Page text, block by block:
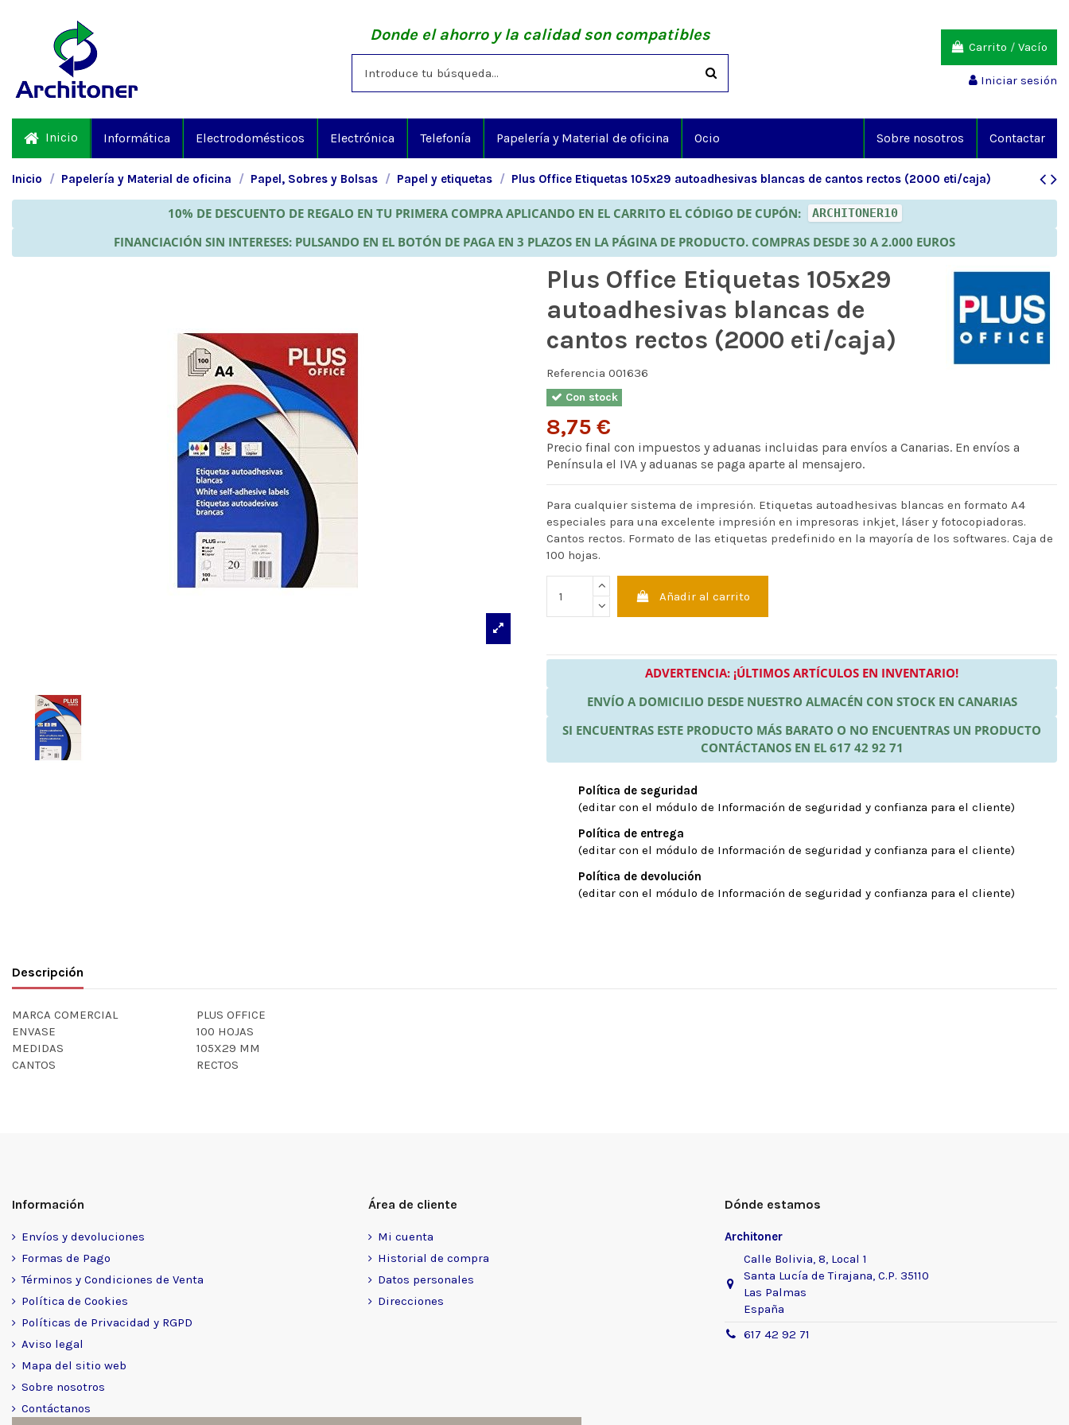
Donde el ahorro y la calidad son compatibles
Carrito / Vacío
Iniciar sesión
Inicio Informática Electrodomésticos Electrónica Telefonía Papelería y Material de oficina Ocio Contactar
Sobre nosotros
Inicio Papelería y Material de oficina Papel, Sobres y Bolsas Papel y etiquetas Plus Office Etiquetas 105x29 autoadhesivas blancas de cantos rectos (2000 eti/caja)
10% DE DESCUENTO DE REGALO EN TU PRIMERA COMPRA APLICANDO EN EL CARRITO EL CÓDIGO DE CUPÓN: ARCHITONER10
FINANCIACIÓN SIN INTERESES: PULSANDO EN EL BOTÓN DE PAGA EN 3 PLAZOS EN LA PÁGINA DE PRODUCTO. COMPRAS DESDE 30 A 2.000 EUROS
Plus Office Etiquetas 105x29
autoadhesivas blancas de
cantos rectos (2000 eti/caja)
Referencia 001636
Con stock
8,75 €
Precio final con impuestos y aduanas incluidas para envíos a Canarias. En envíos a
Península el IVA y aduanas se paga aparte al mensajero.
Para cualquier sistema de impresión. Etiquetas autoadhesivas blancas en formato A4
especiales para una excelente impresión en impresoras inkjet, láser y fotocopiadoras.
Cantos rectos. Formato de las etiquetas predefinido en la mayoría de los softwares. Caja de
100 hojas.
Añadir al carrito
ADVERTENCIA: ¡ÚLTIMOS ARTÍCULOS EN INVENTARIO!
ENVÍO A DOMICILIO DESDE NUESTRO ALMACÉN CON STOCK EN CANARIAS
SI ENCUENTRAS ESTE PRODUCTO MÁS BARATO O NO ENCUENTRAS UN PRODUCTO
CONTÁCTANOS EN EL 617 42 92 71
Política de seguridad
(editar con el módulo de Información de seguridad y confianza para el cliente)
Política de entrega
(editar con el módulo de Información de seguridad y confianza para el cliente)
Política de devolución
(editar con el módulo de Información de seguridad y confianza para el cliente)
Descripción
MARCA COMERCIAL
PLUS OFFICE
ENVASE
100 HOJAS
MEDIDAS
105X29 MM
CANTOS
RECTOS
Información
Envíos y devoluciones
Formas de Pago
Términos y Condiciones de Venta
Política de Cookies
Políticas de Privacidad y RGPD
Aviso legal
Mapa del sitio web
Sobre nosotros
Contáctanos
Área de cliente
Mi cuenta
Historial de compra
Datos personales
Direcciones
Dónde estamos
Architoner
Calle Bolivia, 8, Local 1
Santa Lucía de Tirajana, C.P. 35110
Las Palmas
España
617 42 92 71